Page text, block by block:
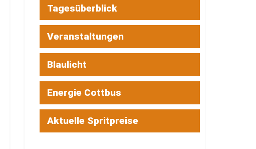
Tagesüberblick
Veranstaltungen
Blaulicht
Energie Cottbus
Aktuelle Spritpreise